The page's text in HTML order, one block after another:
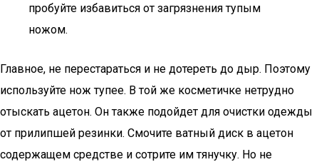
пробуйте избавиться от загрязнения тупым
ножом.
Главное, не перестараться и не дотереть до дыр. Поэтому
используйте нож тупее. В той же косметичке нетрудно
отыскать ацетон. Он также подойдет для очистки одежды
от прилипшей резинки. Смочите ватный диск в ацетон
содержащем средстве и сотрите им тянучку. Но не